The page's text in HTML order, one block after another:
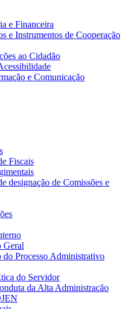
e Financeira
e Instrumentos de Cooperação
ao Cidadão
e Comunicação
Fiscais
designação de Comissões e
Geral
do Processo Administrativo
do Servidor
da Alta Administração